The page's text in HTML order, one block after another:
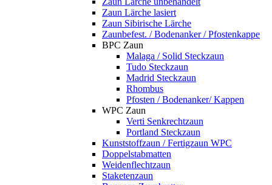
Zaun Lärche lasiert
Zaun Sibirische Lärche
Zaunbefest. / Bodenanker / Pfostenkappe
BPC Zaun
Malaga / Solid Steckzaun
Tudo Steckzaun
Madrid Steckzaun
Rhombus
Pfosten / Bodenanker/ Kappen
WPC Zaun
Verti Senkrechtzaun
Portland Steckzaun
Kunststoffzaun / Fertigzaun WPC
Doppelstabmatten
Weidenflechtzaun
Staketenzaun